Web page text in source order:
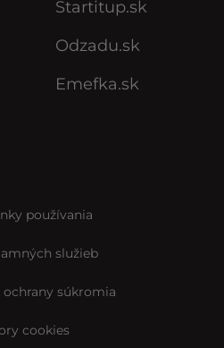
Startitup.sk
Odzadu.sk
Emefka.sk
používania
služieb
súkromia
cookies